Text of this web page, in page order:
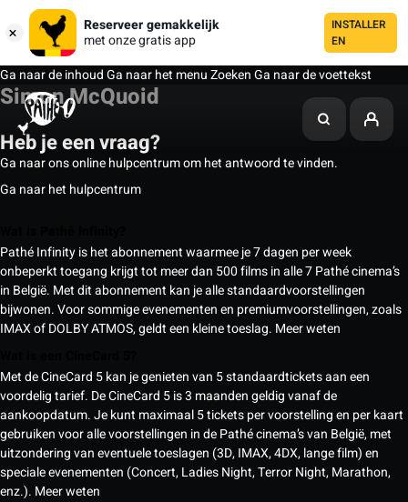
Reserveer gemakkelijk
met onze gratis app
INSTALLER
EN
Ga naar de inhoudGa naar het menuZoekenGa naar de voettekst
Simon McQuoid
Heb je een vraag?
Ga naar ons online hulpcentrum om het antwoord te vinden.
Ga naar het hulpcentrum
Pathé Infinity is het abonnement waarmee je 7 dagen per week
onbeperkt toegang krijgt tot meer dan 500 films in alle 7 Pathé cinema’s
in België. Met dit abonnement kan je alle standaardvoorstellingen
bijwonen. Voor sommige evenementen en premiumvoorstellingen, zoals
IMAX of DOLBY ATMOS, geldt een kleine toeslag. Meer weten
Met de CineCard 5 kan je genieten van 5 standaardtickets aan een
voordelig tarief. De CineCard 5 is 3 maanden geldig vanaf de
aankoopdatum. Je kunt maximaal 5 tickets per voorstelling en per kaart
gebruiken voor alle voorstellingen in de Pathé cinema’s van België, met
uitzondering van eventuele toeslagen (3D, IMAX, 4DX, lange film) en
speciale evenementen (Concert, Ladies Night, Terror Night, Marathon,
enz.). Meer weten